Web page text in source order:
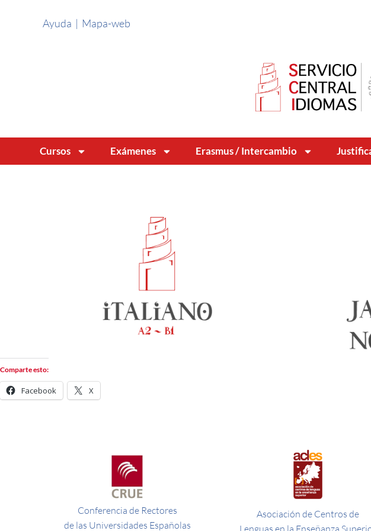
Ayuda | Mapa-web
Cursos Exámenes Erasmus / Intercambio
Comparte esto:
Facebook X
Conferencia de Rectores
de las Universidades Españolas
Asociación de Centros de